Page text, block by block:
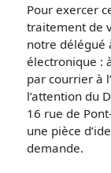
Pour exercer
traitement de
notre délégué
électronique :
par courrier à
l’attention du
16 rue de
une pièce
demande.